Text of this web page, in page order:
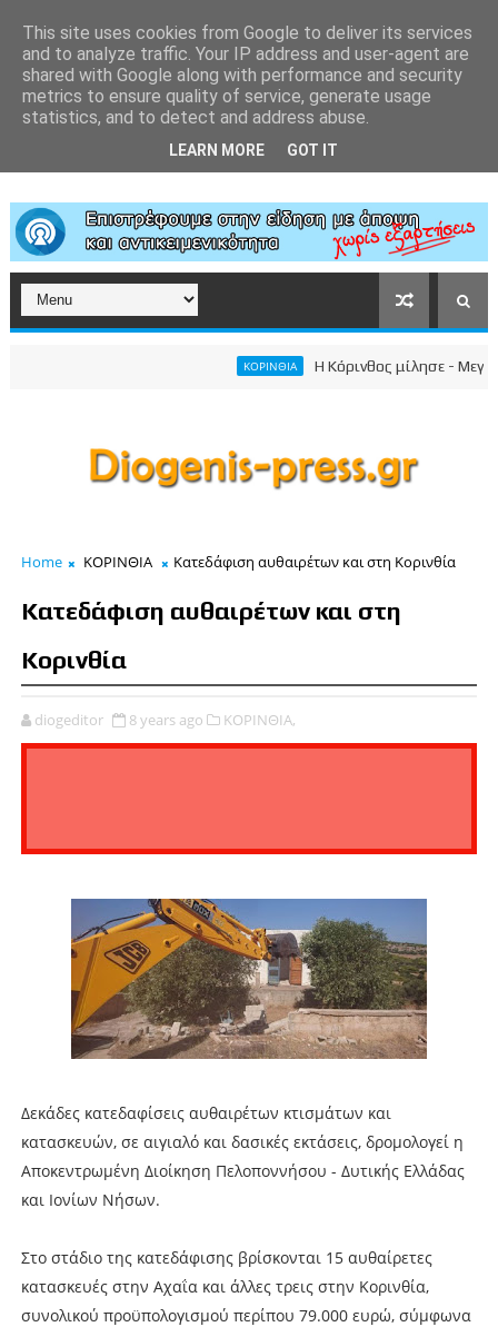
ΚΟΡΙΝΘΙΑ Η Κόρινθος μίλησε -
Home ΚΟΡΙΝΘΙΑ Κατεδάφιση αυθαιρέτων και στη Κορινθία
Κατεδάφιση αυθαιρέτων και στη
Κορινθία
diogeditor 8 years ago ΚΟΡΙΝΘΙΑ,
Δεκάδες κατεδαφίσεις αυθαιρέτων κτισμάτων και
κατασκευών, σε αιγιαλό και δασικές εκτάσεις, δρομολογεί η
Αποκεντρωμένη Διοίκηση Πελοποννήσου - Δυτικής Ελλάδας
και Ιονίων Νήσων.
Στο στάδιο της κατεδάφισης βρίσκονται 15 αυθαίρετες
κατασκευές στην Αχαΐα και άλλες τρεις στην Κορινθία,
συνολικού προϋπολογισμού περίπου 79.000 ευρώ, σύμφωνα
This site uses cookies from Google to deliver its services
and to analyze traffic. Your IP address and user-agent are
shared with Google along with performance and security
metrics to ensure quality of service, generate usage
statistics, and to detect and address abuse.
LEARN MORE GOT IT